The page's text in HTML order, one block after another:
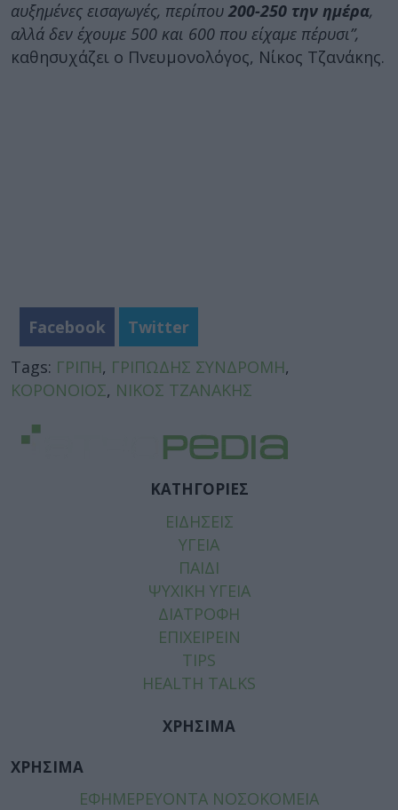
αυξημένες εισαγωγές, περίπου 200-250 την ημέρα,
αλλά δεν έχουμε 500 και 600 που είχαμε πέρυσι”,
καθησυχάζει ο Πνευμονολόγος, Νίκος Τζανάκης.
Facebook
Twitter
Tags: ΓΡΙΠΗ, ΓΡΙΠΩΔΗΣ ΣΥΝΔΡΟΜΗ,
ΚΟΡΟΝΟΙΟΣ, ΝΙΚΟΣ ΤΖΑΝΑΚΗΣ
ΚΑΤΗΓΟΡΙΕΣ
ΕΙΔΗΣΕΙΣ
ΥΓΕΙΑ
ΠΑΙΔΙ
ΨΥΧΙΚΗ ΥΓΕΙΑ
ΔΙΑΤΡΟΦΗ
ΕΠΙΧΕΙΡΕΙΝ
TIPS
HEALTH TALKS
ΧΡΗΣΙΜΑ
ΧΡΗΣΙΜΑ
ΕΦΗΜΕΡΕΥΟΝΤΑ ΝΟΣΟΚΟΜΕΙΑ